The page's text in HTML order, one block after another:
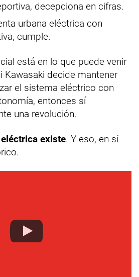
decepciona en cifras.
urbana eléctrica con
cumple.
está en lo que puede venir
Kawasaki decide mantener
el sistema eléctrico con
entonces sí
una revolución.
existe. Y eso, en sí